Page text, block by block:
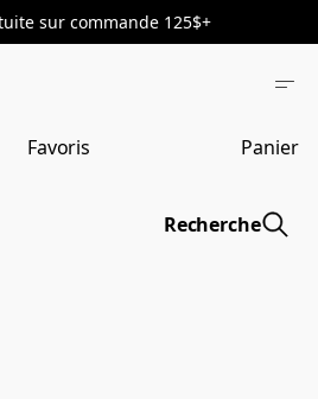
sur commande 125$+
Favoris Panier
Recherche